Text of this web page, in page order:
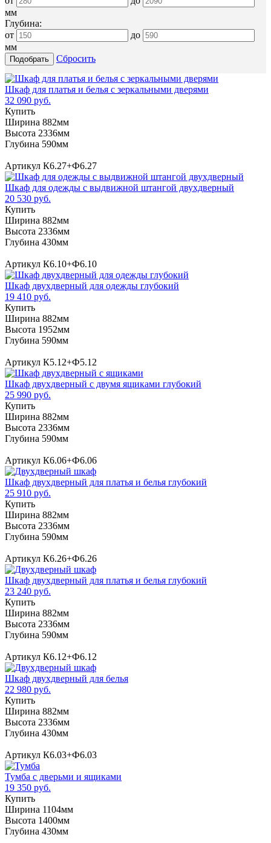
мм
Глубина:
от
до
мм
Сбросить
Шкаф для платья и белья с зеркальными дверями
32 090 руб.
Купить
Ширина 882мм
Высота 2336мм
Глубина 590мм
Артикул К6.27+Ф6.27
Шкаф для одежды с выдвижной штангой двухдверный
20 530 руб.
Купить
Ширина 882мм
Высота 2336мм
Глубина 430мм
Артикул К6.10+Ф6.10
Шкаф двухдверный для одежды глубокий
19 410 руб.
Купить
Ширина 882мм
Высота 1952мм
Глубина 590мм
Артикул К5.12+Ф5.12
Шкаф двухдверный с двумя ящиками глубокий
25 990 руб.
Купить
Ширина 882мм
Высота 2336мм
Глубина 590мм
Артикул К6.06+Ф6.06
Шкаф двухдверный для платья и белья глубокий
25 910 руб.
Купить
Ширина 882мм
Высота 2336мм
Глубина 590мм
Артикул К6.26+Ф6.26
Шкаф двухдверный для платья и белья глубокий
23 240 руб.
Купить
Ширина 882мм
Высота 2336мм
Глубина 590мм
Артикул К6.12+Ф6.12
Шкаф двухдверный для белья
22 980 руб.
Купить
Ширина 882мм
Высота 2336мм
Глубина 430мм
Артикул К6.03+Ф6.03
Тумба с дверьми и ящиками
19 350 руб.
Купить
Ширина 1104мм
Высота 1400мм
Глубина 430мм